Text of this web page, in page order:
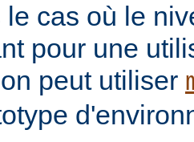
le cas où le
pour une
peut utiliser